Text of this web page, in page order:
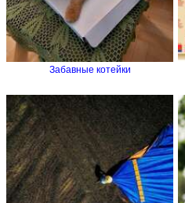
Забавные котейки